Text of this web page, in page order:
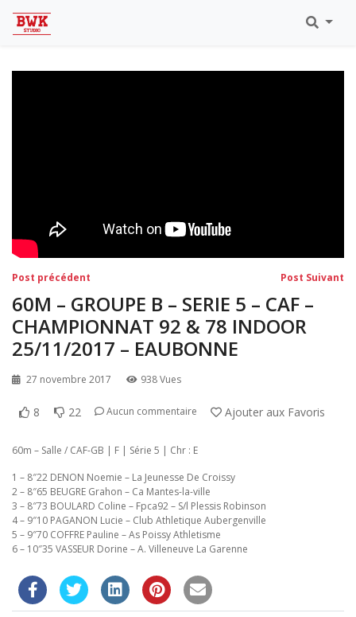
Eaubonne 2019
Navigation
de
l’article
Post précédent Post Suivant
60M – GROUPE B – SERIE 5 – CAF –
CHAMPIONNAT 92 & 78 INDOOR
25/11/2017 – EAUBONNE
27 novembre 2017 938 Vues
8 22 Aucun commentaire Ajouter aux Favoris
60m – Salle / CAF-GB | F | Série 5 | Chr : E
1 – 8″22 DENON Noemie – La Jeunesse De Croissy
2 – 8″65 BEUGRE Grahon – Ca Mantes-la-ville
3 – 8″73 BOULARD Coline – Fpca92 – S/l Plessis Robinson
4 – 9″10 PAGANON Lucie – Club Athletique Aubergenville
5 – 9″70 COFFRE Pauline – As Poissy Athletisme
6 – 10″35 VASSEUR Dorine – A. Villeneuve La Garenne